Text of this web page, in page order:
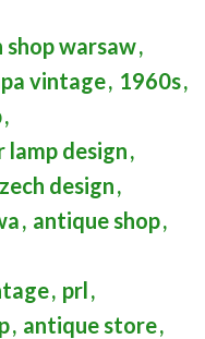
shop warsaw,
vintage, 1960s,
,
lamp design,
design,
, antique shop,
, prl,
, antique store,